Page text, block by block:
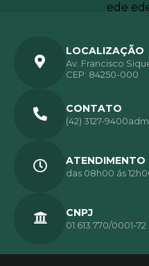
LOCALIZAÇÃO
Av. Francisco
CEP: 84250-000
CONTATO
(42) 3127-9400
ATENDIMENTO
das 08h00 ás
CNPJ
01.613.770/0001-72